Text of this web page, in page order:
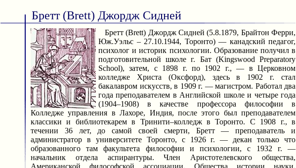
Бретт (Brett) Джордж Сидней
Бретт (Brett) Джордж Сидней (5.8.1879, Брайтон Ферри,
Юж.Уэльс – 27.10.1944, Торонто) — канадский педагог,
психолог и историк психологии. Образование получил в
подготовительной школе г. Бат (Kingswood Preparatory
School), затем, с 1898 г. по 1902 г., — в Церковном
колледже Христа (Оксфорд), здесь в 1902 г. стал
бакалавром искусств, в 1909 г. — магистром. Работал два
года преподавателем в Английской школе и четыре года
(1904–1908) в качестве профессора философии в
Колледже управления в Лахоре, Индия, после этого был преподавателем
классики и библиотекарем в Тринити–колледж в Торонто. С 1908 г., в
течении 36 лет, до самой своей смерти, Бретт — преподаватель и
администратор в университете Торонто, с 1926 г. — декан только что
образованного там факультета философии и психологии, с 1932 г. —
начальник отдела аспирантуры. Член Аристотелевского общества,
Американской философской ассоциации, Общества истории науки.